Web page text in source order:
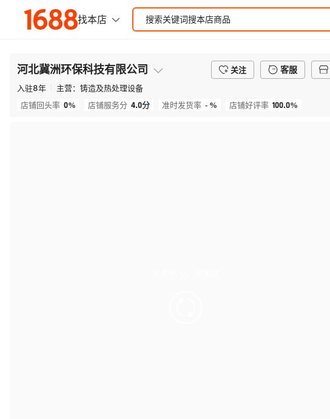
河北冀洲环保科技有限公司 关注 客服
入驻8年 主营： 铸造及热处理设备
店铺回头率 0% 店铺服务分 4.0分 准时发货率 - % 店铺好评率 100.0%